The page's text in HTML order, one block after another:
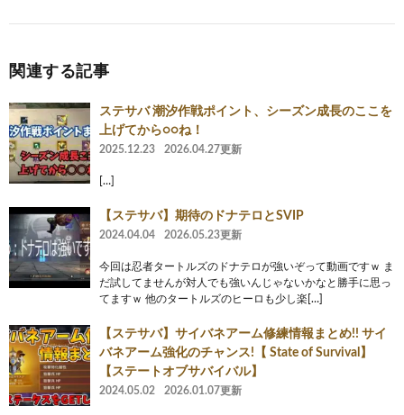
関連する記事
ステサバ 潮汐作戦ポイント、シーズン成長のここを
上げてから○○ね！
2025.12.23 2026.04.27更新
[…]
【ステサバ】期待のドナテロとSVIP
2024.04.04 2026.05.23更新
今回は忍者タートルズのドナテロが強いぞって動画ですｗ ま
だ試してませんが対人でも強いんじゃないかなと勝手に思っ
てますｗ 他のタートルズのヒーロも少し楽[…]
【ステサバ】サイバネアーム修練情報まとめ!! サイ
バネアーム強化のチャンス!【 State of Survival】
【ステートオブサバイバル】
2024.05.02 2026.01.07更新